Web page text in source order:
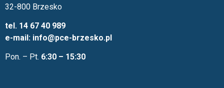
32-800 Brzesko
tel. 14 67 40 989
e-mail: info@pce-brzesko.pl
Pon. – Pt. 6:30 – 15:30